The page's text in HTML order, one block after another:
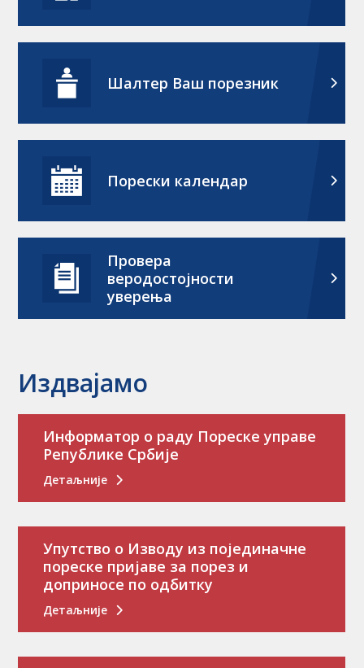
Шалтер Ваш порезник
Порески календар
Провера
веродостојности
уверења
Издвајамо
Информатор о раду Пореске управе
Републике Србије
Детаљније
Упутство о Изводу из појединачне
пореске пријаве за порез и
доприносе по одбитку
Детаљније